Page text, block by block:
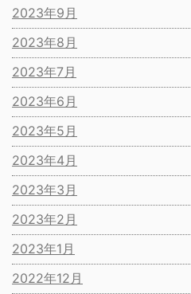
2023年9月
2023年8月
2023年7月
2023年6月
2023年5月
2023年4月
2023年3月
2023年2月
2023年1月
2022年12月